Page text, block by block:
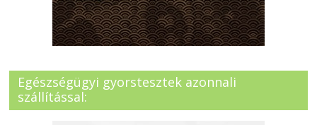
Egészségügyi gyorstesztek azonnali
szállítással: